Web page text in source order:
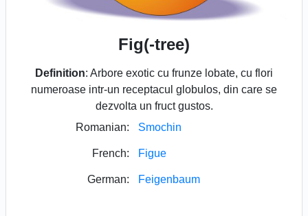
Fig(-tree)
Definition: Arbore exotic cu frunze lobate, cu flori
numeroase intr-un receptacul globulos, din care se
dezvolta un fruct gustos.
Romanian:
Smochin
French: Figue
German: Feigenbaum